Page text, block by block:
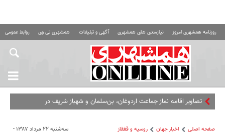
روزنامه همشهری امروز نیازمندی های همشهری آگهی و تبلیغات همشهری تی وی روابط عمومی
تصاویر اقامه نماز جماعت اردوغان، بن‌سلمان و شهباز شریف در
صفحه اصلی اخبار جهان روسیه‌ و قفقاز سه‌شنبه ۲۲ مرداد ۱۳۸۷ -